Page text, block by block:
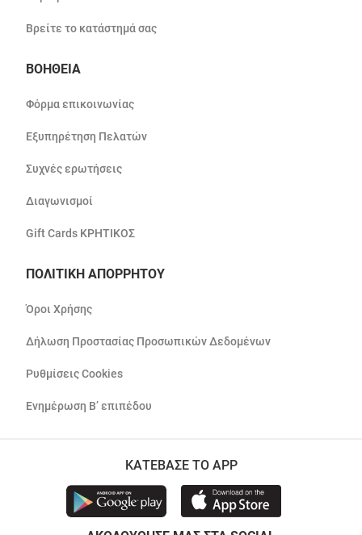
Βρείτε το κατάστημά σας
ΒΟΗΘΕΙΑ
Φόρμα επικοινωνίας
Εξυπηρέτηση Πελατών
Συχνές ερωτήσεις
Διαγωνισμοί
Gift Cards ΚΡΗΤΙΚΟΣ
ΠΟΛΙΤΙΚΗ ΑΠΟΡΡΗΤΟΥ
Όροι Χρήσης
Δήλωση Προστασίας Προσωπικών Δεδομένων
Ρυθμίσεις Cookies
Ενημέρωση Β’ επιπέδου
ΚΑΤΕΒΑΣΕ ΤΟ APP